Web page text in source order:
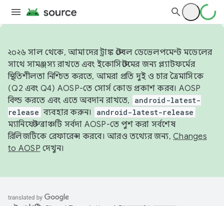
২০২৬ সাল থেকে, আমাদের ট্রাঙ্ক স্টেবল ডেভেলপমেন্ট মডেলের
সাথে সামঞ্জস্য রাখতে এবং ইকোসিস্টেমের জন্য প্ল্যাটফর্মের
স্থিতিশীলতা নিশ্চিত করতে, আমরা প্রতি দুই ও চার ত্রৈমাসিকে
(Q2 এবং Q4) AOSP-তে সোর্স কোড প্রকাশ করব। AOSP
বিল্ড করতে এবং এতে অবদান রাখতে,
android-latest-
release ব্যবহার করুন। android-latest-release
ম্যানিফেস্ট ব্রাঞ্চটি সর্বদা AOSP-তে পুশ করা সর্বশেষ
রিলিজটিকে রেফারেন্স করবে। আরও তথ্যের জন্য, Changes
to AOSP দেখুন।